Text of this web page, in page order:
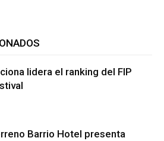
lidera el ranking del FIP
Barrio Hotel presenta